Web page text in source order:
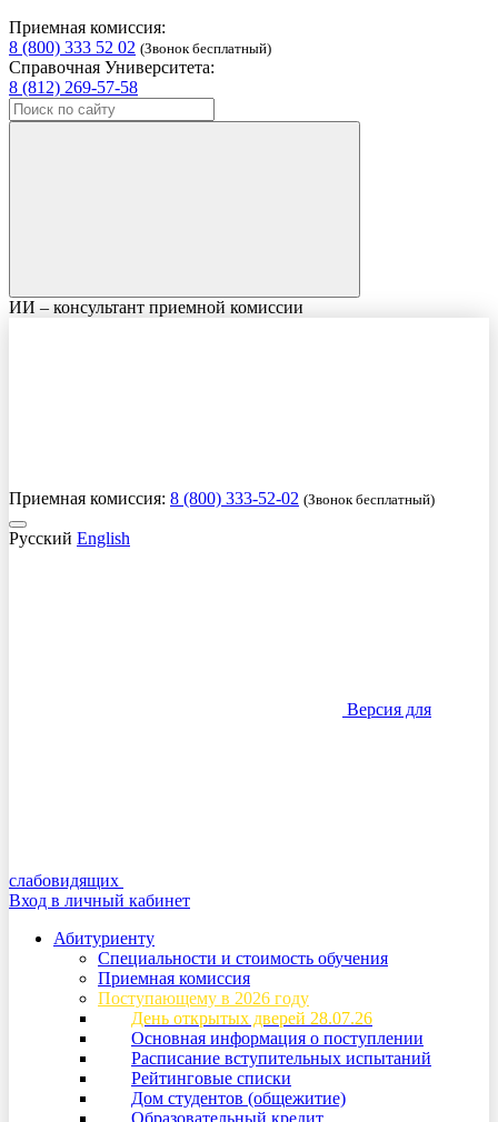
Приемная комиссия:
8 (800) 333 52 02 (Звонок бесплатный)
Справочная Университета:
8 (812) 269-57-58
ИИ – консультант приемной комиссии
Приемная комиссия: 8 (800) 333-52-02 (Звонок бесплатный)
Русский English
Версия для
слабовидящих
Вход в личный кабинет
Абитуриенту
Специальности и стоимость обучения
Приемная комиссия
Поступающему в 2026 году
День открытых дверей 28.07.26
Основная информация о поступлении
Расписание вступительных испытаний
Рейтинговые списки
Дом студентов (общежитие)
Образовательный кредит